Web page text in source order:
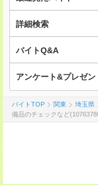
詳細検索
バイトQ&A
アンケート&プレゼン
バイトTOP 関東 埼玉県
備品のチェックなど